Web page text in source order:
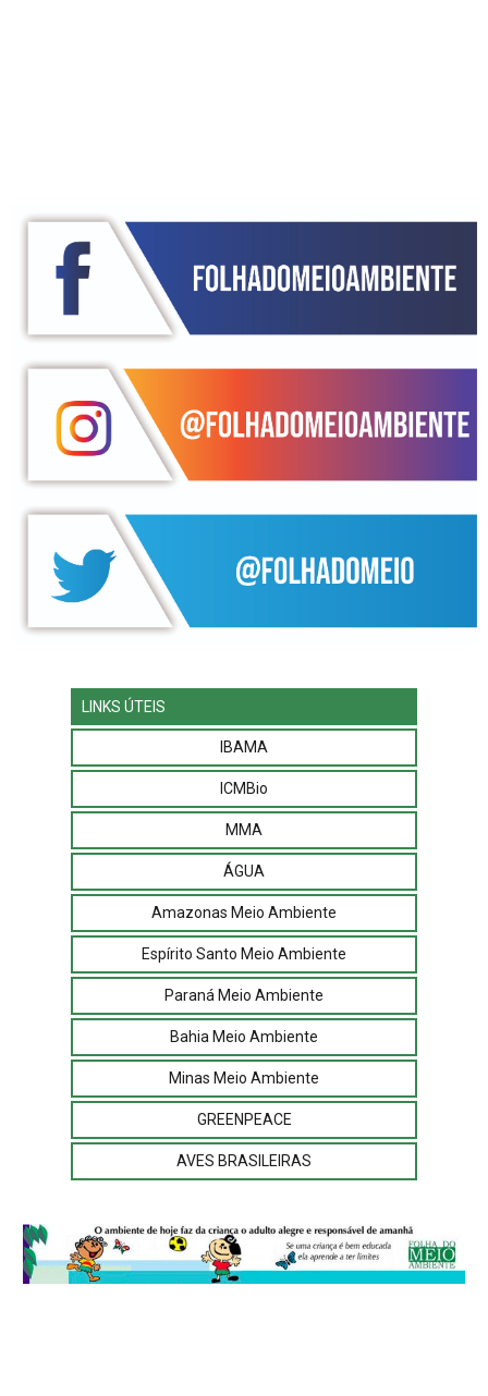
LINKS ÚTEIS
IBAMA
ICMBio
MMA
ÁGUA
Amazonas Meio Ambiente
Espírito Santo Meio Ambiente
Paraná Meio Ambiente
Bahia Meio Ambiente
Minas Meio Ambiente
GREENPEACE
AVES BRASILEIRAS